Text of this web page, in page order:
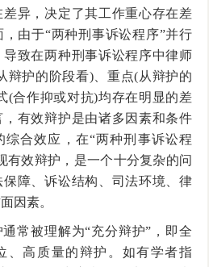
差异，决定了其工作重心存在差
由于“两种刑事诉讼程序”并行
导致在两种刑事诉讼程序中律师
辩护的阶段看)、重点(从辩护的
(合作抑或对抗)均存在明显的差
，有效辩护是由诸多因素和条件
综合效应，在“两种刑事诉讼程
有效辩护，是一个十分复杂的问
保障、诉讼结构、司法环境、律
因素。
常被理解为“充分辩护”，即全
、高质量的辩护。如有学者指